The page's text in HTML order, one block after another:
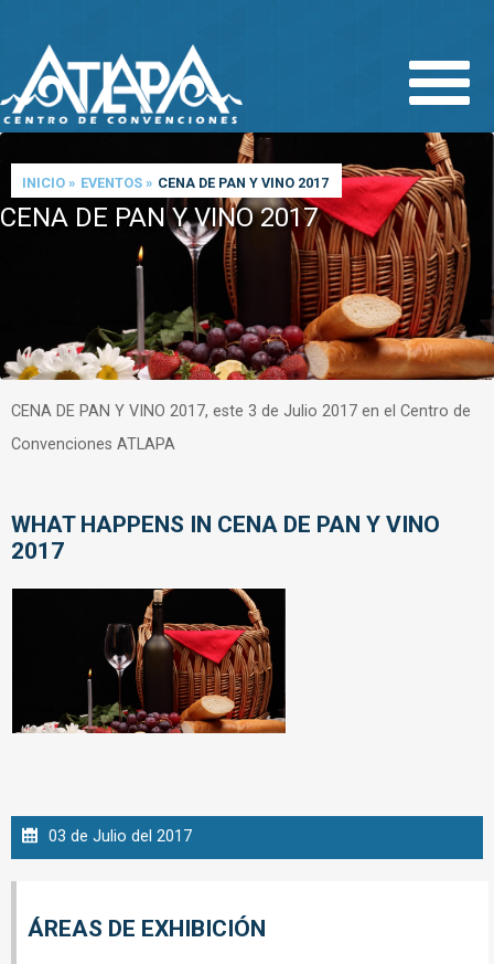
contenido
principal
INICIO » EVENTOS » CENA DE PAN Y VINO 2017
CENA DE PAN Y VINO 2017
CENA DE PAN Y VINO 2017, este 3 de Julio 2017 en el Centro de
Convenciones ATLAPA
WHAT HAPPENS IN CENA DE PAN Y VINO
2017
03 de Julio del 2017
ÁREAS DE EXHIBICIÓN